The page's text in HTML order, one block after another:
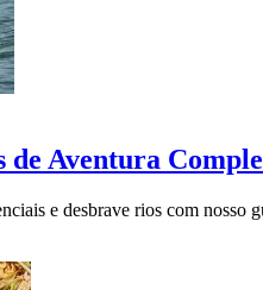
Aventura
e desbrave rios com nosso